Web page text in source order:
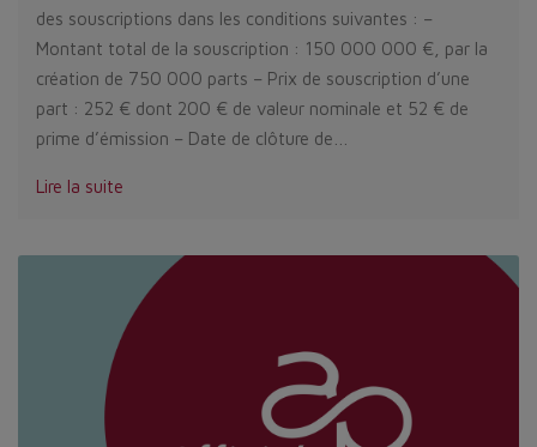
des souscriptions dans les conditions suivantes : –
Montant total de la souscription : 150 000 000 €, par la
création de 750 000 parts – Prix de souscription d’une
part : 252 € dont 200 € de valeur nominale et 52 € de
prime d’émission – Date de clôture de…
Lire la suite